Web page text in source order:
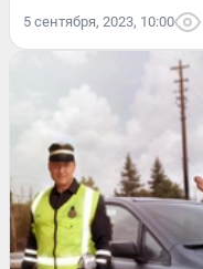
5 сентября, 2023, 10:00